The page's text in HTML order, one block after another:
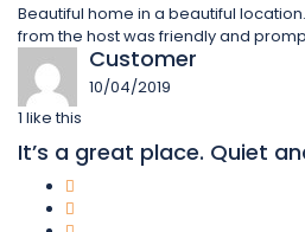
Beautiful home in a beautiful
from the host was friendly and
Customer
10/04/2019
1 like this
It’s a great place. Quiet